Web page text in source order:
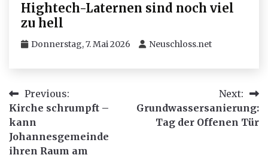
Hightech-Laternen sind noch viel
zu hell
Donnerstag, 7. Mai 2026 Neuschloss.net
Beitragsnavigation
Previous:
Kirche schrumpft –
kann
Johannesgemeinde
ihren Raum am
Next:
Grundwassersanierung:
Tag der Offenen Tür